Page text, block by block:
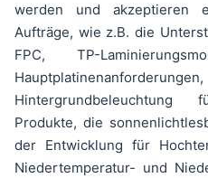
werden und akzeptieren
Aufträge, wie z.B. die
FPC, TP-
Produkte, die
der Entwicklung für
Niedertemperatur- und